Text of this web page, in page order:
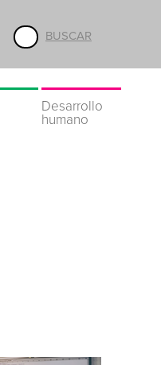
BUSCAR
Desarrollo
humano